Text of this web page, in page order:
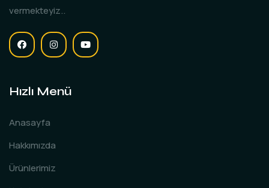
vermekteyiz..
Hızlı Menü
Anasayfa
Hakkımızda
Ürünlerimiz